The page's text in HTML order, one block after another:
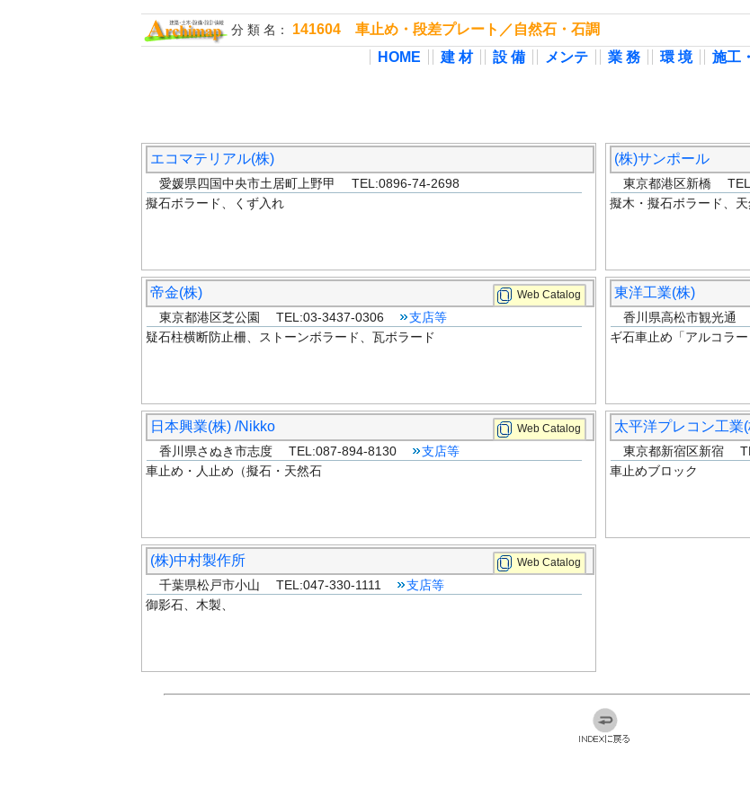
分 類 名： 141604 車止め・段差プレート／自然石・石調
HOME
建 材 設 備 メンテ 業 務 環 境 施工
エコマテリアル(株)
愛媛県四国中央市土居町上野甲 TEL:0896-74-2698
擬石ボラード、くず入れ
(株)サンポール
東京都港区新橋
擬木・擬石ボラード、
帝金(株) Web Catalog
東京都港区芝公園 TEL:03-3437-0306
支店等
疑石柱横断防止柵、ストーンボラード、瓦ボラード
東洋工業(株)
香川県高松市観光
ギ石車止め「アルコラー
日本興業(株) /Nikko Web Catalog
香川県さぬき市志度 TEL:087-894-8130
支店等
車止め・人止め（擬石・天然石
太平洋プレコン工業
東京都新宿区新宿
車止めブロック
(株)中村製作所 Web Catalog
千葉県松戸市小山 TEL:047-330-1111
支店等
御影石、木製、